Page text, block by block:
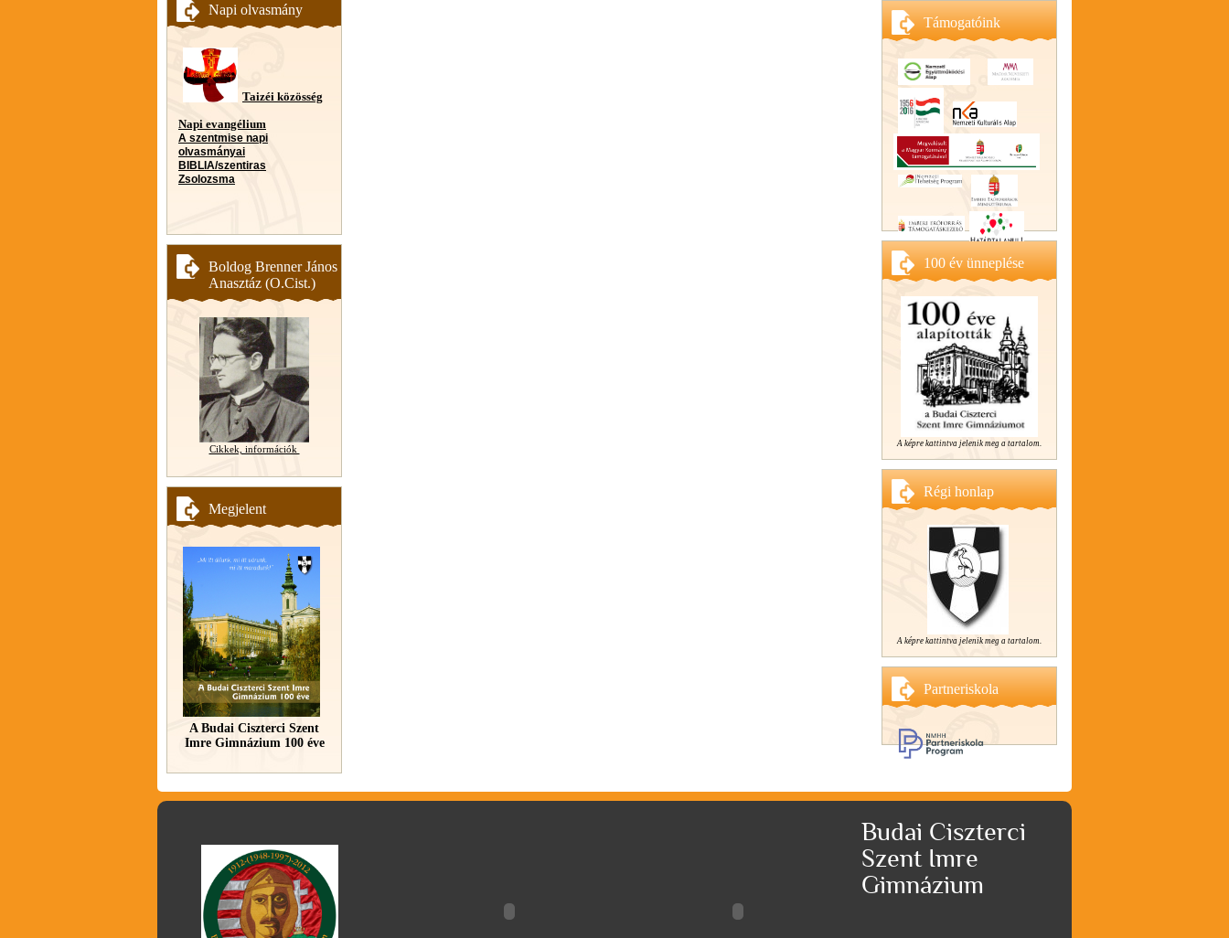
Napi olvasmány
Taizéi közösség
Napi evangélium
A szentmise napi
olvasmányai
BIBLIA/szentiras
Zsolozsma
Boldog Brenner János
Anasztáz (O.Cist.)
Cikkek, információk
Megjelent
A Budai Ciszterci Szent
Imre Gimnázium 100 éve
Támogatóink
100 év ünneplése
A képre kattintva jelenik meg a tartalom.
Régi honlap
A képre kattintva jelenik meg a tartalom.
Partneriskola
Budai Ciszterci
Szent Imre
Gimnázium